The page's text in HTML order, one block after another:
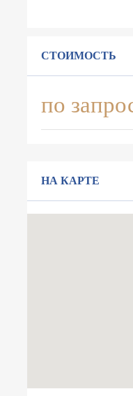
СТОИМОСТЬ
по
НА КАРТЕ